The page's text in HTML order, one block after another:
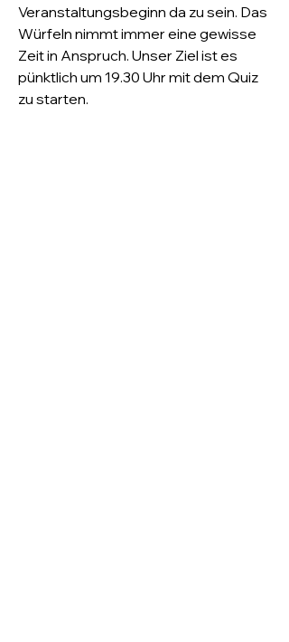
Veranstaltungsbeginn da zu sein. Das
Würfeln nimmt immer eine gewisse
Zeit in Anspruch. Unser Ziel ist es
pünktlich um 19.30 Uhr mit dem Quiz
zu starten.